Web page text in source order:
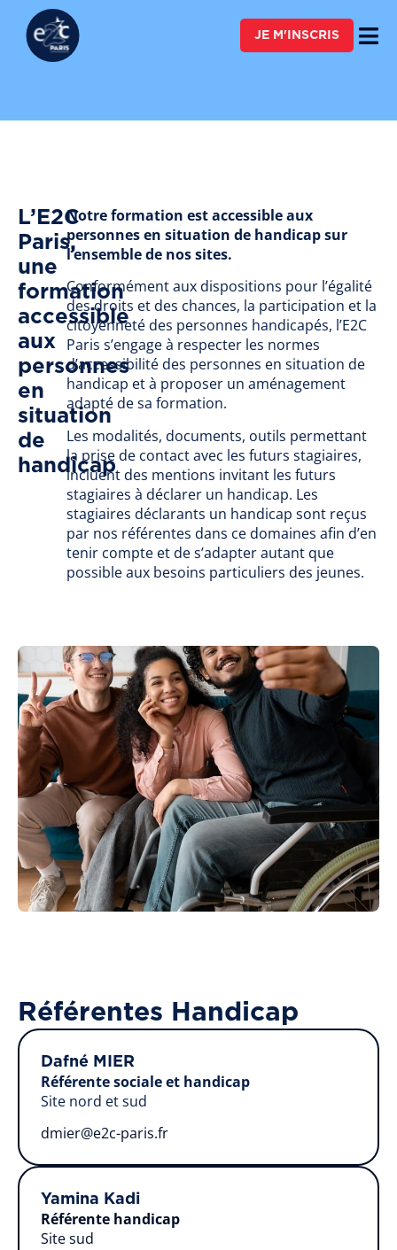
FAIRE UN DON
JE M'INSCRIS
L’E2C
Paris,
une
formation
accessible
aux
personnes
en
situation
de
handicap
Notre formation est accessible aux
personnes en situation de handicap sur
l’ensemble de nos sites.
Conformément aux dispositions pour l’égalité
des droits et des chances, la participation et la
citoyenneté des personnes handicapés, l’E2C
Paris s’engage à respecter les normes
d’accessibilité des personnes en situation de
handicap et à proposer un aménagement
adapté de sa formation.
Les modalités, documents, outils permettant
la prise de contact avec les futurs stagiaires,
incluent des mentions invitant les futurs
stagiaires à déclarer un handicap. Les
stagiaires déclarants un handicap sont reçus
par nos référentes dans ce domaines afin d’en
tenir compte et de s’adapter autant que
possible aux besoins particuliers des jeunes.
Référentes Handicap
Dafné MIER
Référente sociale et handicap
Site nord et sud
dmier@e2c-paris.fr
Yamina Kadi
Référente handicap
Site sud